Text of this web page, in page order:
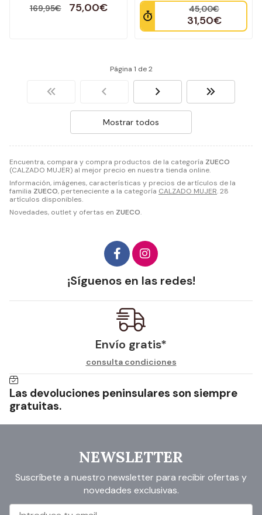
Encuentra, compara y compra productos de la categoría ZUECO
(CALZADO MUJER) al mejor precio en nuestra tienda online.
Información, imágenes, características y precios de artículos de la
familia ZUECO, perteneciente a la categoría CALZADO MUJER. 28
artículos disponibles.
Novedades, outlet y ofertas en ZUECO.
169,95€
75,00€
45,00€
31,50€
Página 1 de 2
Mostrar todos
¡Síguenos en las redes!
Envío gratis*
consulta condiciones
Las devoluciones peninsulares son siempre
gratuitas.
NEWSLETTER
Suscríbete a nuestro newsletter para recibir ofertas y
novedades exclusivas.